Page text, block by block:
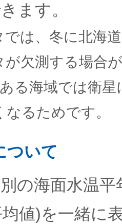
ます。
は、冬に北海
が欠測する場合
る海域では衛
るためです。
ついて
の海面水温
値)を一緒に